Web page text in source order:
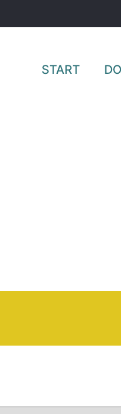
START